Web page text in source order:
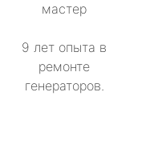
мастер
9 лет опыта в
ремонте
генераторов.